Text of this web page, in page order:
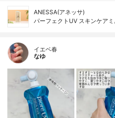
ANESSA(アネッサ)
パーフェクトUV スキンケア
イエベ春
なゆ